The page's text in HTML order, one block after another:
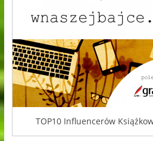
TOP10 Influencerów